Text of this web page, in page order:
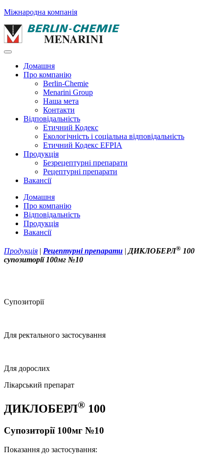
Міжнародна компанія
Домашня
Про компанію
Berlin-Chemie
Menarini Group
Наша мета
Контакти
Відповідальність
Етичний Кодекс
Екологічність і соціальна відповідальність
Етичний Кодекс EFPIA
Продукція
Безрецептурні препарати
Рецептурні препарати
Вакансії
Домашня
Про компанію
Відповідальність
Продукція
Вакансії
Продукція | Рецептурні препарати | ДИКЛОБЕРЛ® 100
супозиторії 100мг №10
Супозиторії
Для ректального застосування
Для дорослих
Лікарський препарат
ДИКЛОБЕРЛ® 100
Супозиторії 100мг №10
Показання до застосування: